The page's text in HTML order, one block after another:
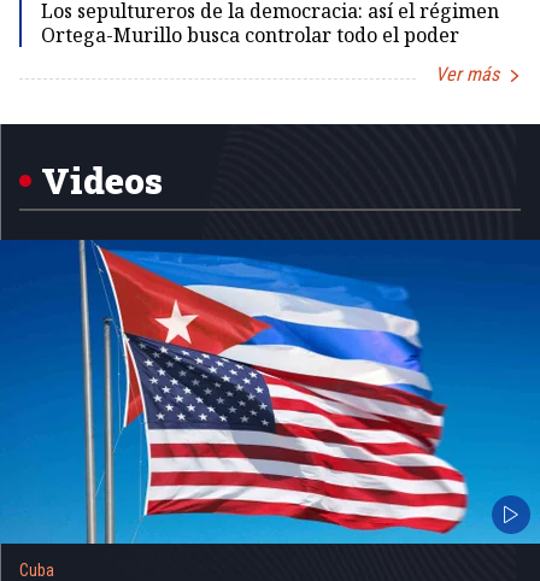
Los sepultureros de la democracia: así el régimen
Ortega-Murillo busca controlar todo el poder
Ver más
1
Videos
Cuba